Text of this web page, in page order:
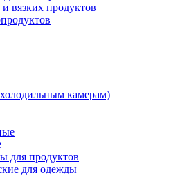
вязких продуктов
камерам)
для продуктов
для одежды